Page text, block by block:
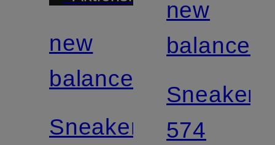
new
balance
Sneaker
new
balance
Sneaker
574